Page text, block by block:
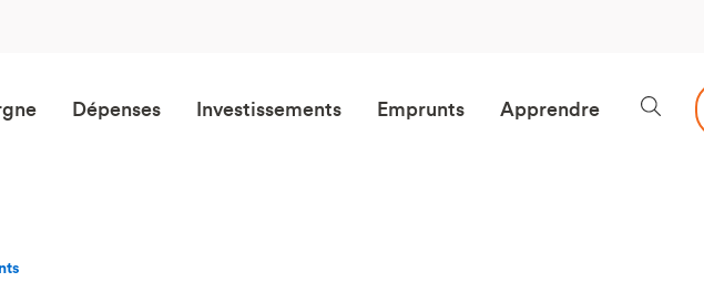
Dépenses Investissements Emprunts Apprendre